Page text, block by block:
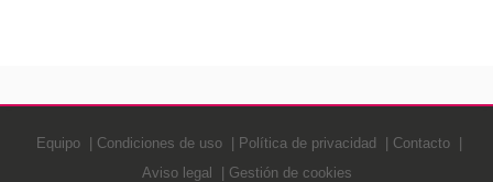
Equipo Condiciones de uso Política de privacidad
Contacto
Aviso legal
Gestión de cookies